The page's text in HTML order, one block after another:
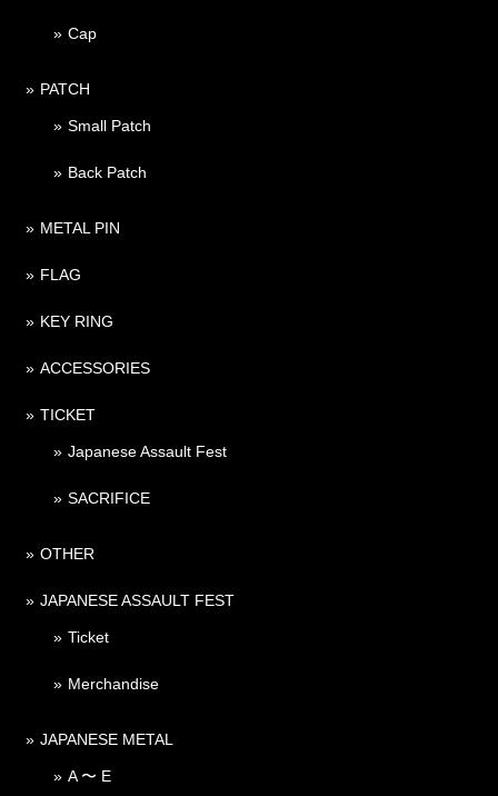
Cap
PATCH
Small Patch
Back Patch
METAL PIN
FLAG
KEY RING
ACCESSORIES
TICKET
Japanese Assault Fest
SACRIFICE
OTHER
JAPANESE ASSAULT FEST
Ticket
Merchandise
JAPANESE METAL
A 〜 E